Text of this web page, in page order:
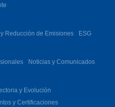
Reducción de Emisiones
ESG
Noticias y Comunicados
y Evolución
y Certificaciones